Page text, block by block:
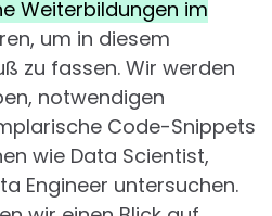
Weiterbildungen im
um in diesem
zu fassen. Wir werden
notwendigen
Code-Snippets
wie Data Scientist,
Engineer untersuchen.